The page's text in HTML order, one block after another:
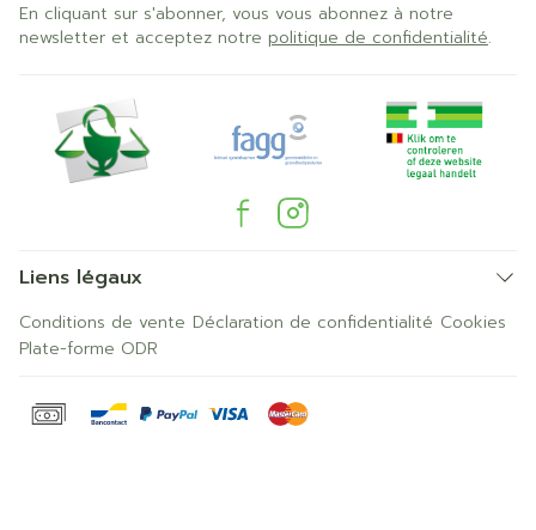
En cliquant sur s'abonner, vous vous abonnez à notre
newsletter et acceptez notre politique de confidentialité.
Liens légaux
Conditions de vente Déclaration de confidentialité Cookies
Plate-forme ODR